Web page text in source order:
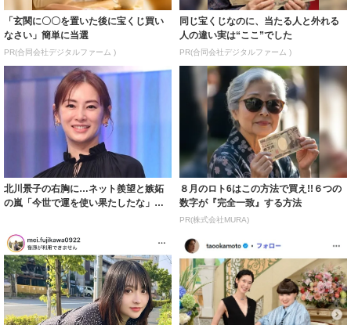
「玄関に〇〇を置いた後に宝くじ買い
なさい」簡単に当選
PR(合同会社デジタルファーム )
同じ宝くじなのに、当たる人と外れる
人の違い実は“ここ”でした
PR(合同会社デジタルファーム )
北川景子の右胸に…ネット羨望と嫉妬
の嵐「今世で運を使い果たしたな」
８月のロト6はこの方法で買え!!６つの
数字が『完全一致』する方法
PR(株式会社MURA)